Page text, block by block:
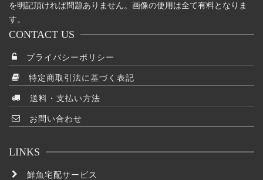
を明記頂ければ問題ありません。画像の使用は全て有料となりま
す。
CONTACT US
プライバシーポリシー
特定商取引法に基づく表記
送料・支払い方法
お問い合わせ
LINKS
鮮魚宅配サービス